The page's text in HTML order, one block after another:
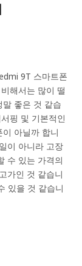
9T 스마트폰
해서는 많이 떨
좋은 것 같습
핑 및 기본적인
아닐까 합니
이 아니라 고장
수 있는 가격의
가인 것 같습니
있을 것 같습니